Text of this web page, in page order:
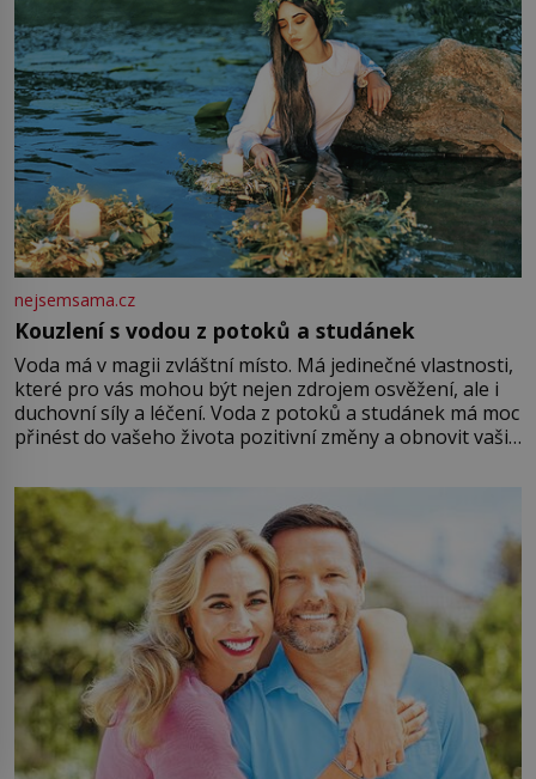
nejsemsama.cz
Kouzlení s vodou z potoků a studánek
Voda má v magii zvláštní místo. Má jedinečné vlastnosti,
které pro vás mohou být nejen zdrojem osvěžení, ale i
duchovní síly a léčení. Voda z potoků a studánek má moc
přinést do vašeho života pozitivní změny a obnovit vaši
můžete obohatit své rituály a přinést do svého života
větší harmonii a klid. Je důležité